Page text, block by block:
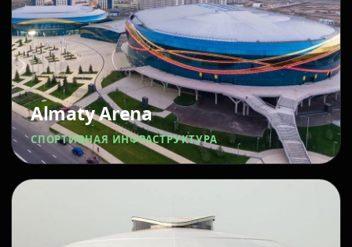
Almaty Arena
СПОРТИВНАЯ ИНФРАСТРУКТУРА